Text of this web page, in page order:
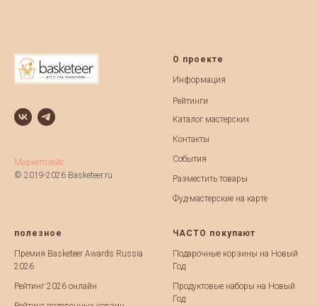
Маркетплейс
© 2019-2026 Basketeer.ru
О проекте
Информация
Рейтинги
Каталог мастерских
Контакты
События
Разместить товары
Фуд-мастерские на карте
полезное
Премия Basketeer Awards Russia
2026
Рейтинг 2026 онлайн
ЧАСТО покупают
Подарочные корзины на Новый
Год
Продуктовые наборы на Новый
Год